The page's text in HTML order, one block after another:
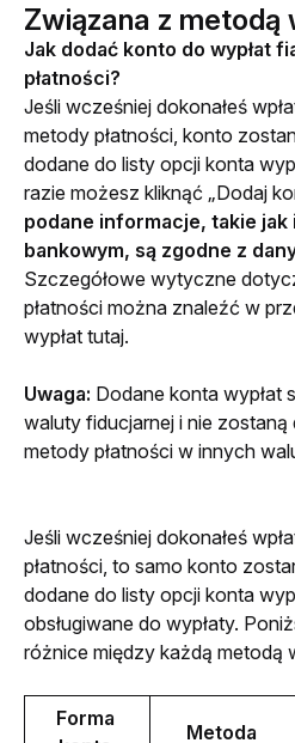
Związana z metodą
Jak dodać konto do wypłat
płatności?
Jeśli wcześniej dokonałeś
metody płatności, konto
dodane do listy opcji konta
razie możesz kliknąć „Dodaj
podane informacje, takie
bankowym, są zgodne z
Szczegółowe wytyczne
płatności można znaleźć w
wypłat tutaj.
Uwaga: Dodane konta wypłat
waluty fiducjarnej i nie zostaną
metody płatności w innych
Jeśli wcześniej dokonałeś
płatności, to samo konto
dodane do listy opcji konta
obsługiwane do wypłaty.
różnice między każdą metodą
Forma
Metoda